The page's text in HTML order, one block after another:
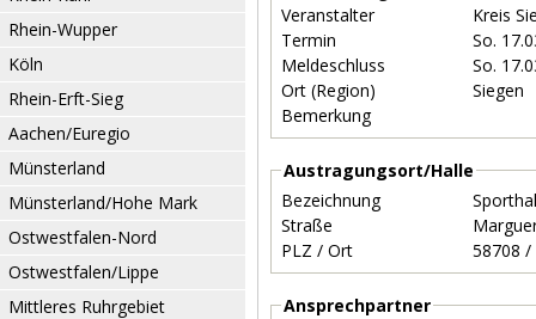
Rhein-Wupper
Köln
Rhein-Erft-Sieg
Aachen/Euregio
Münsterland
Münsterland/Hohe Mark
Ostwestfalen-Nord
Ostwestfalen/Lippe
Mittleres Ruhrgebiet
Veranstalter
Kreis
Termin
So.
Meldeschluss
So.
Ort (Region)
Siegen
Bemerkung
Austragungsort/Halle
Bezeichnung
Straße
PLZ / Ort
Ansprechpartner